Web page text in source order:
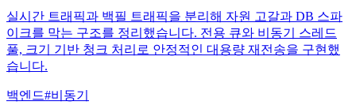
실시간 트래픽과 백필 트래픽을 분리해 자원 고갈과 DB 스파
이크를 막는 구조를 정리했습니다. 전용 큐와 비동기 스레드
풀, 크기 기반 청크 처리로 안정적인 대용량 재전송을 구현했
습니다.
백엔드#비동기